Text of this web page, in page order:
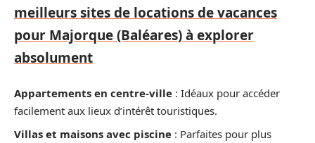
meilleurs sites de locations de vacances
pour Majorque (Baléares) à explorer
absolument
Appartements en centre-ville : Idéaux pour accéder
facilement aux lieux d’intérêt touristiques.
Villas et maisons avec piscine : Parfaites pour plus